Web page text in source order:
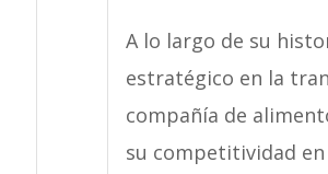
A lo largo de su
estratégico en la
compañía de
su competitividad